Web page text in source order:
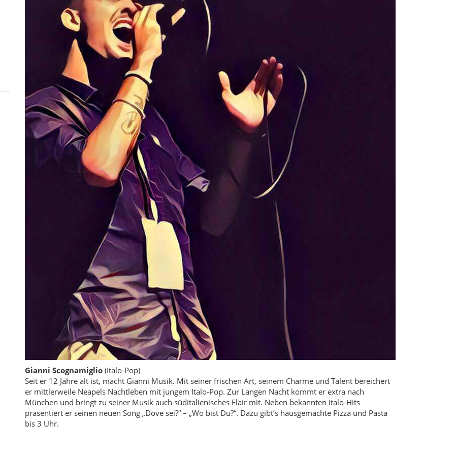
Gianni Scognamiglio (Italo-Pop)
Seit er 12 Jahre alt ist, macht Gianni Musik. Mit seiner frischen Art, seinem Charme und Talent bereichert
er mittlerweile Neapels Nachtleben mit jungem Italo-Pop. Zur Langen Nacht kommt er extra nach
München und bringt zu seiner Musik auch süditalienisches Flair mit. Neben bekannten Italo-Hits
präsentiert er seinen neuen Song „Dove sei?“ – „Wo bist Du?“. Dazu gibt’s hausgemachte Pizza und Pasta
bis 3 Uhr.